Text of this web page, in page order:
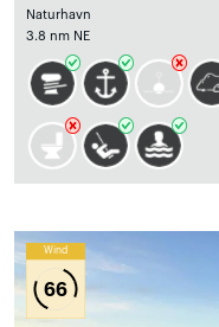
Naturhavn
3.8 nm NE
Wind
66